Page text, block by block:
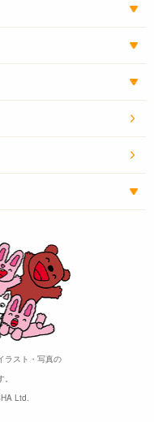
ラスト・写真の
Ltd.